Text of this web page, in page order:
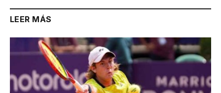
LEER MÁS